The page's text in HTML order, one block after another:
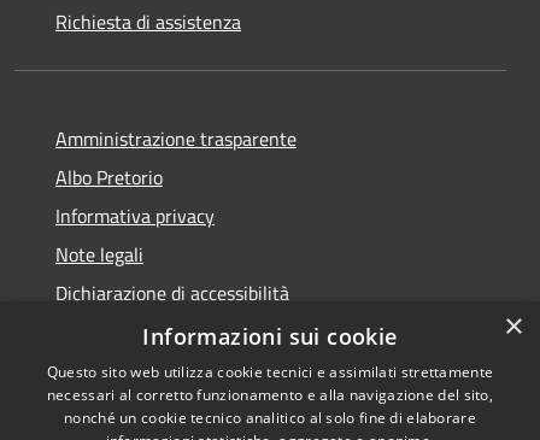
Richiesta di assistenza
Amministrazione trasparente
Albo Pretorio
Informativa privacy
Note legali
Dichiarazione di accessibilità
Attuazione PNRR
×
Informazioni sui cookie
Questo sito web utilizza cookie tecnici e assimilati strettamente
necessari al corretto funzionamento e alla navigazione del sito,
nonché un cookie tecnico analitico al solo fine di elaborare